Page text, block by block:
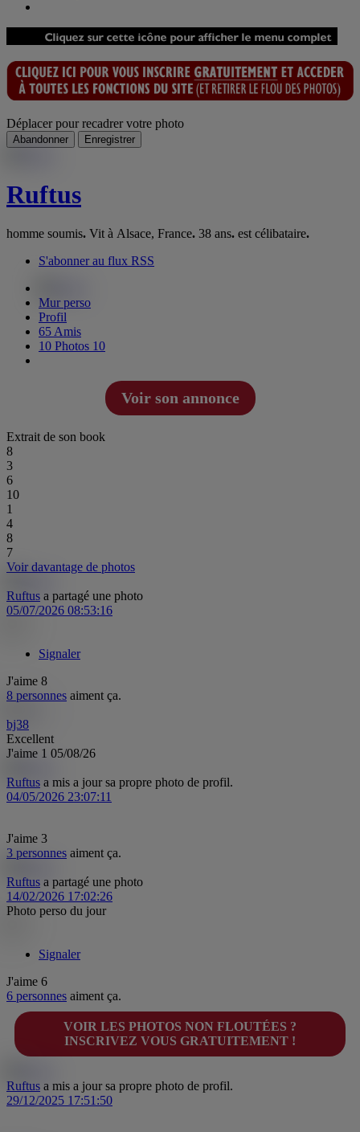
Déplacer pour recadrer votre photo
Abandonner Enregistrer
Ruftus
homme soumis. Vit à Alsace, France. 38 ans. est célibataire.
S'abonner au flux RSS
Mur perso
Profil
65 Amis
10 Photos 10
Voir son annonce
Extrait de son book
8
3
6
10
1
4
8
7
Voir davantage de photos
Ruftus a partagé une photo
05/07/2026 08:53:16
Signaler
J'aime 8
8 personnes aiment ça.
bj38
Excellent
J'aime 1 05/08/26
Ruftus a mis a jour sa propre photo de profil.
04/05/2026 23:07:11
J'aime 3
3 personnes aiment ça.
Ruftus a partagé une photo
14/02/2026 17:02:26
Photo perso du jour
Signaler
J'aime 6
6 personnes aiment ça.
VOIR LES PHOTOS NON FLOUTÉES ?
INSCRIVEZ VOUS GRATUITEMENT !
Ruftus a mis a jour sa propre photo de profil.
29/12/2025 17:51:50